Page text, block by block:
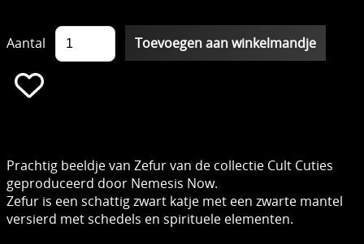
Aantal
Prachtig beeldje van Zefur van de collectie Cult Cuties
geproduceerd door Nemesis Now.
Zefur is een schattig zwart katje met een zwarte mantel
versierd met schedels en spirituele elementen.